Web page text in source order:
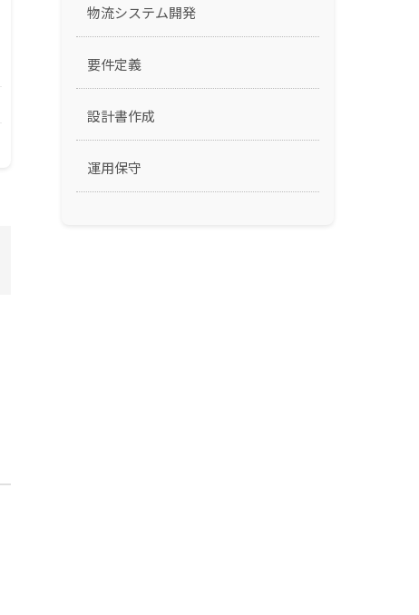
物流システム開発
要件定義
設計書作成
運用保守